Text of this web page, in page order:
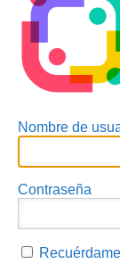
Nombre de
Contraseña
Recuérdame